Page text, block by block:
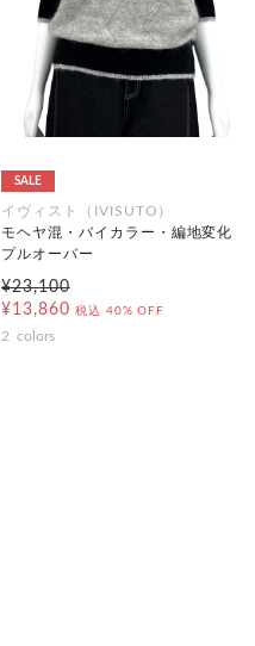
SALE
イヴィスト（IVISUTO）
モヘヤ混・バイカラー・編地変化
プルオーバー
¥23,100
¥13,860 税込 40% OFF
2 colors